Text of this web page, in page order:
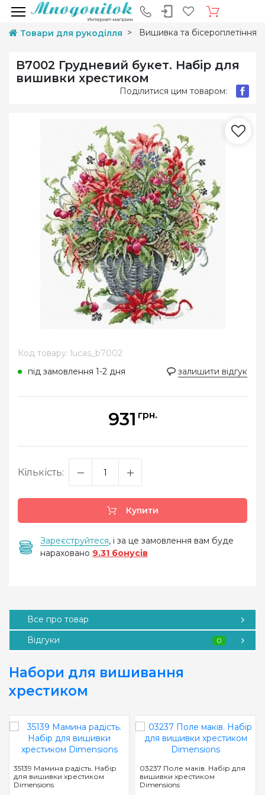
Товари для рукоділля Вишивка та бісероплетіння
B7002 Грудневий букет. Набір для
вишивки хрестиком
Поділитися цим товаром:
Код товару: lucas_b7002
під замовлення 1-2 дня
залишити відгук
931 грн.
Кількість:
Купити
Зареєструйтеся, і за це замовлення вам буде
нараховано 9.31 бонусів
Все про товар
Відгуки
0
Набори для вишивання
хрестиком
35139 Мамина радість. Набір
для вишивки хрестиком
Dimensions
03237 Поле маків. Набір для
вишивки хрестиком
Dimensions